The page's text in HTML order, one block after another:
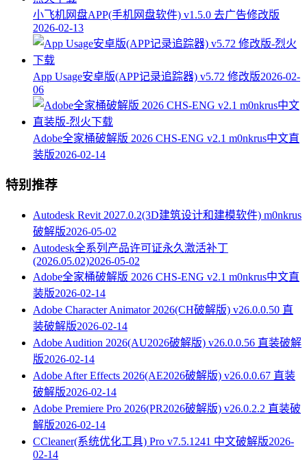
小飞机网盘APP(手机网盘软件) v1.5.0 去广告修改版
2026-02-13
App Usage安卓版(APP记录追踪器) v5.72 修改版2026-02-
06
Adobe全家桶破解版 2026 CHS-ENG v2.1 m0nkrus中文直
装版2026-02-14
特别推荐
Autodesk Revit 2027.0.2(3D建筑设计和建模软件) m0nkrus
破解版2026-05-02
Autodesk全系列产品许可证永久激活补丁
(2026.05.02)2026-05-02
Adobe全家桶破解版 2026 CHS-ENG v2.1 m0nkrus中文直
装版2026-02-14
Adobe Character Animator 2026(CH破解版) v26.0.0.50 直
装破解版2026-02-14
Adobe Audition 2026(AU2026破解版) v26.0.0.56 直装破解
版2026-02-14
Adobe After Effects 2026(AE2026破解版) v26.0.0.67 直装
破解版2026-02-14
Adobe Premiere Pro 2026(PR2026破解版) v26.0.2.2 直装破
解版2026-02-14
CCleaner(系统优化工具) Pro v7.5.1241 中文破解版2026-
02-14